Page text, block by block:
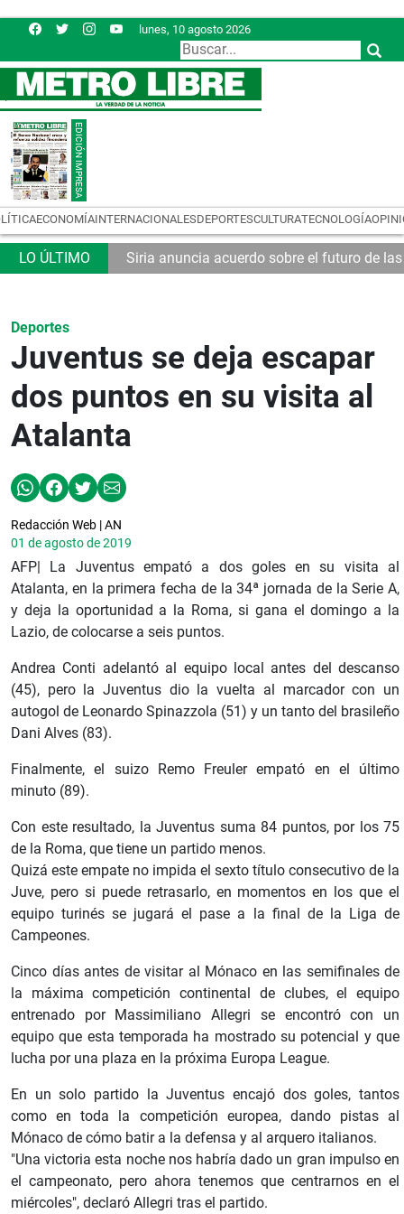
lunes, 10 agosto 2026
ECONOMÍAINTERNACIONALESDEPORTESCULTURATECNOLOGÍA
Siria anuncia acuerdo sobre el futuro de
Deportes
Juventus se deja escapar
dos puntos en su visita al
Atalanta
Redacción Web | AN
01 de agosto de 2019
AFP| La Juventus empató a dos goles en su visita al
Atalanta, en la primera fecha de la 34ª jornada de la Serie A,
y deja la oportunidad a la Roma, si gana el domingo a la
Lazio, de colocarse a seis puntos.
Andrea Conti adelantó al equipo local antes del descanso
(45), pero la Juventus dio la vuelta al marcador con un
autogol de Leonardo Spinazzola (51) y un tanto del brasileño
Dani Alves (83).
Finalmente, el suizo Remo Freuler empató en el último
minuto (89).
Con este resultado, la Juventus suma 84 puntos, por los 75
de la Roma, que tiene un partido menos.
Quizá este empate no impida el sexto título consecutivo de la
Juve, pero si puede retrasarlo, en momentos en los que el
equipo turinés se jugará el pase a la final de la Liga de
Campeones.
Cinco días antes de visitar al Mónaco en las semifinales de
la máxima competición continental de clubes, el equipo
entrenado por Massimiliano Allegri se encontró con un
equipo que esta temporada ha mostrado su potencial y que
lucha por una plaza en la próxima Europa League.
En un solo partido la Juventus encajó dos goles, tantos
como en toda la competición europea, dando pistas al
Mónaco de cómo batir a la defensa y al arquero italianos.
"Una victoria esta noche nos habría dado un gran impulso en
el campeonato, pero ahora tenemos que centrarnos en el
miércoles", declaró Allegri tras el partido.